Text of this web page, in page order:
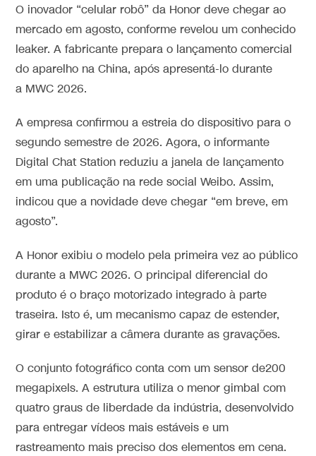
O inovador “celular robô” da Honor deve chegar ao
mercado em agosto, conforme revelou um conhecido
leaker. A fabricante prepara o lançamento comercial
do aparelho na China, após apresentá-lo durante
a MWC 2026.
A empresa confirmou a estreia do dispositivo para o
segundo semestre de 2026. Agora, o informante
Digital Chat Station reduziu a janela de lançamento
em uma publicação na rede social Weibo. Assim,
indicou que a novidade deve chegar “em breve, em
agosto”.
A Honor exibiu o modelo pela primeira vez ao público
durante a MWC 2026. O principal diferencial do
produto é o braço motorizado integrado à parte
traseira. Isto é, um mecanismo capaz de estender,
girar e estabilizar a câmera durante as gravações.
O conjunto fotográfico conta com um sensor de200
megapixels. A estrutura utiliza o menor gimbal com
quatro graus de liberdade da indústria, desenvolvido
para entregar vídeos mais estáveis e um
rastreamento mais preciso dos elementos em cena.